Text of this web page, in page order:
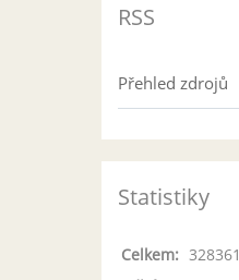
RSS
Přehled zdrojů
Statistiky
Celkem: 328361